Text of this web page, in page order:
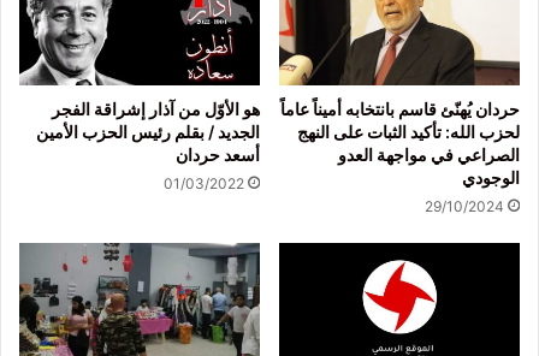
حردان يُهنّئ قاسم بانتخابه أميناً عاماً
لحزب الله: تأكيد الثبات على النهج
الصراعي في مواجهة العدو
الوجودي
29/10/2024
هو الأوّل من آذار إشراقة الفجر
الجديد / بقلم رئيس الحزب الأمين
أسعد حردان
01/03/2022